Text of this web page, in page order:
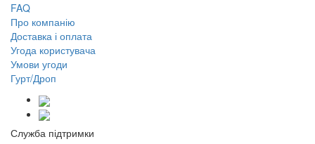
FAQ
Про компанію
Доставка і оплата
Угода користувача
Умови угоди
Гурт/Дроп
Служба підтримки